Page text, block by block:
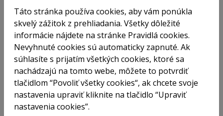
Táto stránka používa cookies, aby vám ponúkla
skvelý zážitok z prehliadania. Všetky dôležité
informácie nájdete na stránke Pravidlá cookies.
Nevyhnuté cookies sú automaticky zapnuté. Ak
súhlasíte s prijatím všetkých cookies, ktoré sa
nachádzajú na tomto webe, môžete to potvrdiť
tlačidlom “Povoliť všetky cookies“, ak chcete svoje
nastavenia upraviť kliknite na tlačidlo “Upraviť
nastavenia cookies”.